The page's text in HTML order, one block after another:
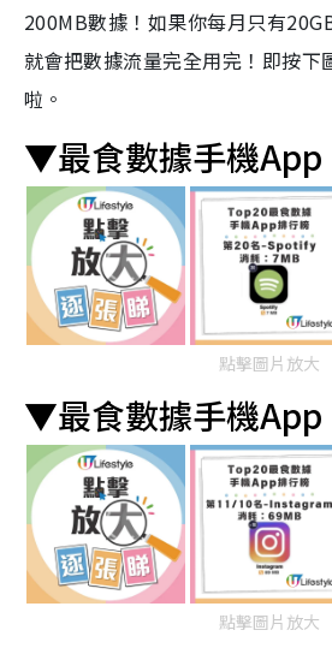
200MB數據！如果你每月只有
就會把數據流量完全用完！即按下
啦。
▼最食數據手機
點擊圖片放大
▼最食數據手機
點擊圖片放大